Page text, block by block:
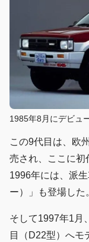
1985年8月にデビュ
この9代目は、欧
売され、ここに初
1996年には、派
ー）」も登場した
そして1997年1月
目（D22型）へモ